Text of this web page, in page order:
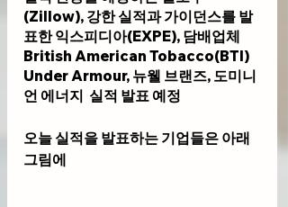
(Zillow), 강한 실적과 가이던스를 발
표한 익스피디아(EXPE), 담배업체
British American Tobacco(BTI)
Under Armour, 뉴웰 브랜즈, 도미니
언 에너지  실적 발표 예정
오늘 실적을 발표하는 기업들은 아래
그림에